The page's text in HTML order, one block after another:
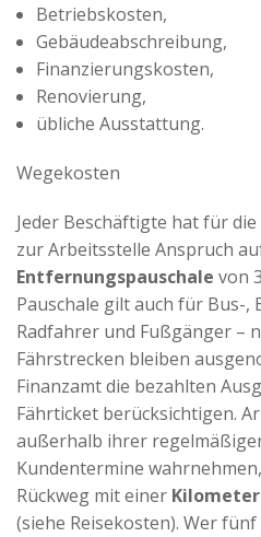
Betriebskosten,
Gebäudeabschreibung,
Finanzierungskosten,
Renovierung,
übliche Ausstattung.
Wegekosten
Jeder Beschäftigte hat für die
zur Arbeitsstelle Anspruch
Entfernungspauschale von
Pauschale gilt auch für Bus-
Radfahrer und Fußgänger –
Fährstrecken bleiben
Finanzamt die bezahlten
Fährticket berücksichtigen.
außerhalb ihrer
Kundentermine
Rückweg mit einer
(siehe Reisekosten). Wer